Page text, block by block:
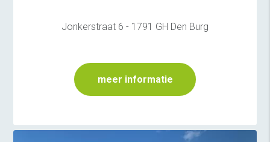
Jonkerstraat 6 - 1791 GH Den Burg
meer informatie